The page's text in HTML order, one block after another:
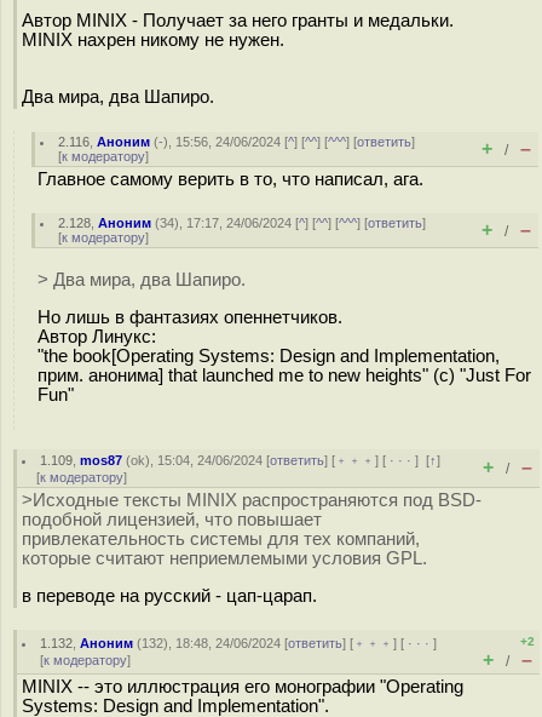
Автор MINIX - Получает за него гранты и медальки.
MINIX нахрен никому не нужен.
Два мира, два Шапиро.
2.116 ,Аноним (-), 15:56, 24/06/2024 [^] [^^] [^^^] [ответить]
[к модератору] + / –
Главное самому верить в то, что написал, ага.
2.128 ,Аноним (34), 17:17, 24/06/2024 [^] [^^] [^^^] [ответить]
[к модератору] + / –
> Два мира, два Шапиро.
Но лишь в фантазиях опеннетчиков.
Автор Линукс:
"the book[Operating Systems: Design and Implementation,
прим. анонима] that launched me to new heights" (c) "Just For
Fun"
1.109 ,mos87 (ok), 15:04, 24/06/2024 [ответить] [ ﹢﹢﹢] [ · · ·][↑]
[к модератору] + / –
>Исходные тексты MINIX распространяются под BSD-
подобной лицензией, что повышает
привлекательность системы для тех компаний,
которые считают неприемлемыми условия GPL.
в переводе на русский - цап-царап.
1.132 ,Аноним (132), 18:48, 24/06/2024 [ответить] [ ﹢﹢﹢] [ · · ·]
[к модератору]
+2
+ / –
MINIX -- это иллюстрация его монографии "Operating
Systems: Design and Implementation".